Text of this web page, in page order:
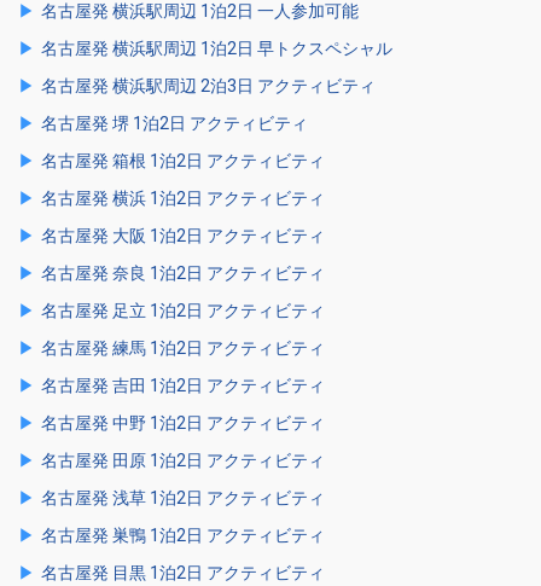
名古屋発 横浜駅周辺 1泊2日 一人参加可能
名古屋発 横浜駅周辺 1泊2日 早トクスペシャル
名古屋発 横浜駅周辺 2泊3日 アクティビティ
名古屋発 堺 1泊2日 アクティビティ
名古屋発 箱根 1泊2日 アクティビティ
名古屋発 横浜 1泊2日 アクティビティ
名古屋発 大阪 1泊2日 アクティビティ
名古屋発 奈良 1泊2日 アクティビティ
名古屋発 足立 1泊2日 アクティビティ
名古屋発 練馬 1泊2日 アクティビティ
名古屋発 吉田 1泊2日 アクティビティ
名古屋発 中野 1泊2日 アクティビティ
名古屋発 田原 1泊2日 アクティビティ
名古屋発 浅草 1泊2日 アクティビティ
名古屋発 巣鴨 1泊2日 アクティビティ
名古屋発 目黒 1泊2日 アクティビティ